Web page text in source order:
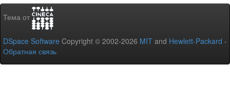
Тема от
DSpace Software Copyright © 2002-2026 MIT and Hewlett-Packard -
Обратная связь